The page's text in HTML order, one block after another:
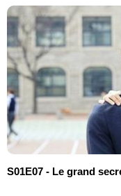
S01E07 - Le grand